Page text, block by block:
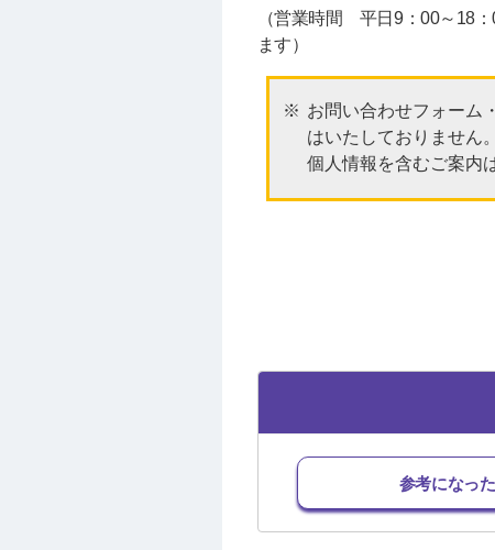
（営業時間 平日9：00～18
ます）
お問い合わせフォーム
はいたしておりません。
個人情報を含むご案内
参考になった